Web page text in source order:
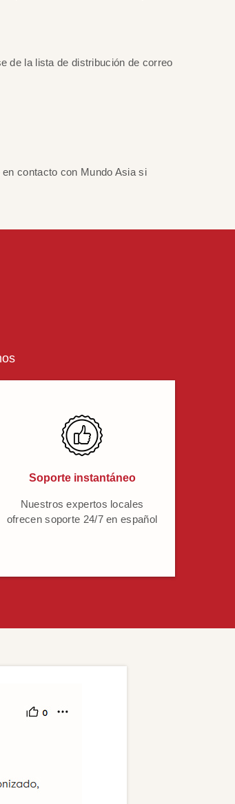
de la lista de distribución de correo
contacto con Mundo Asia si
Soporte instantáneo
Nuestros expertos locales
ofrecen soporte 24/7 en español